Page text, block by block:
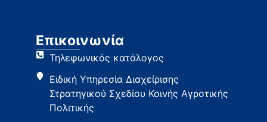
Επικοινωνία
Τηλεφωνικός κατάλογος
Ειδική Υπηρεσία Διαχείρισης
Στρατηγικού Σχεδίου Κοινής Αγροτικής
Πολιτικής